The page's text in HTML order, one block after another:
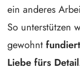
ein anderes
So unterstützen
gewohnt
Liebe fürs